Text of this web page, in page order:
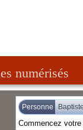
numérisés
Personne